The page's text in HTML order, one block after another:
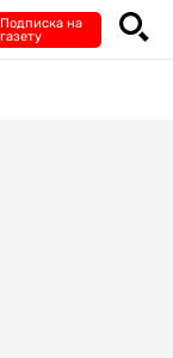
Подписка на
газету